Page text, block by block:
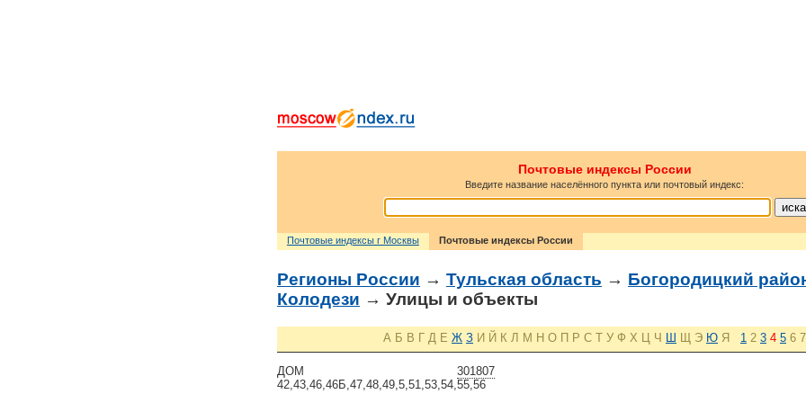
Почтовые индексы России
Введите название населённого пункта или почтовый индекс:
Почтовые индексы г Москвы Почтовые индексы России
Регионы России → Тульская область → Богородицкий
Колодези → Улицы и объекты
А Б В Г Д Е Ж З И Й К Л М Н О П Р С Т У Ф Х Ц Ч Ш Щ Э Ю Я 1 2 3 4 5 6 7
301807
ДОМ
42,43,46,46Б,47,48,49,5,51,53,54,55,56